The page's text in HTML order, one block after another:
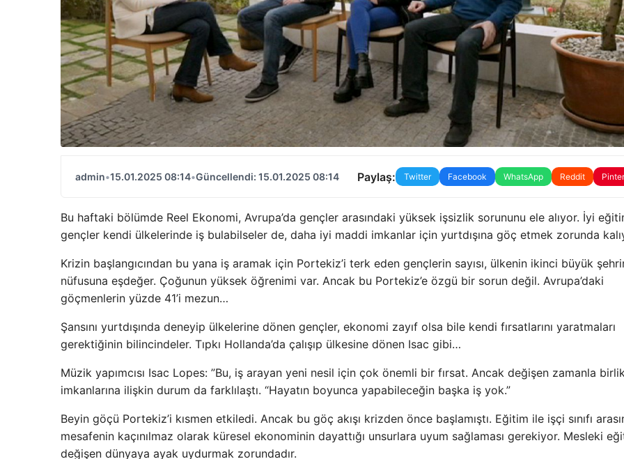
admin•15.01.2025 08:14•Güncellendi: 15.01.2025 08:14 Paylaş: Twitter Facebook WhatsApp Reddit
Bu haftaki bölümde Reel Ekonomi, Avrupa’da gençler arasındaki yüksek işsizlik sorununu ele alıyor. İyi
gençler kendi ülkelerinde iş bulabilseler de, daha iyi maddi imkanlar için yurtdışına göç etmek zorunda
Krizin başlangıcından bu yana iş aramak için Portekiz’i terk eden gençlerin sayısı, ülkenin ikinci büyük
nüfusuna eşdeğer. Çoğunun yüksek öğrenimi var. Ancak bu Portekiz’e özgü bir sorun değil. Avrupa’daki
göçmenlerin yüzde 41’i mezun…
Şansını yurtdışında deneyip ülkelerine dönen gençler, ekonomi zayıf olsa bile kendi fırsatlarını yaratmaları
gerektiğinin bilincindeler. Tıpkı Hollanda’da çalışıp ülkesine dönen Isac gibi…
Müzik yapımcısı Isac Lopes: ”Bu, iş arayan yeni nesil için çok önemli bir fırsat. Ancak değişen zamanla
imkanlarına ilişkin durum da farklılaştı. “Hayatın boyunca yapabileceğin başka iş yok.”
Beyin göçü Portekiz’i kısmen etkiledi. Ancak bu göç akışı krizden önce başlamıştı. Eğitim ile işçi sınıfı
mesafenin kaçınılmaz olarak küresel ekonominin dayattığı unsurlara uyum sağlaması gerekiyor. Mesleki
değişen dünyaya ayak uydurmak zorundadır.